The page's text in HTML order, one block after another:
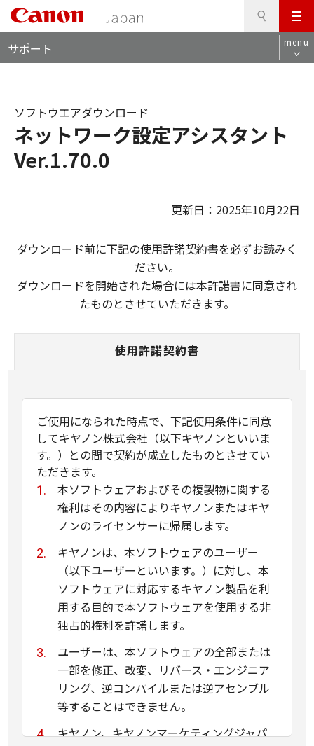
メ
ニ
ュ
サポート menu
ネットワーク設定アシスタント
Ver.1.70.0
ソフトウエアダウンロード
更新日：2025年10月22日
ダウンロード前に下記の使用許諾契約書を必ずお読みく
ださい。
ダウンロードを開始された場合には本許諾書に同意され
たものとさせていただきます。
使用許諾契約書
ご使用になられた時点で、下記使用条件に同意
してキヤノン株式会社（以下キヤノンといいま
す。）との間で契約が成立したものとさせてい
ただきます。
本ソフトウェアおよびその複製物に関する
権利はその内容によりキヤノンまたはキヤ
ノンのライセンサーに帰属します。
キヤノンは、本ソフトウェアのユーザー
（以下ユーザーといいます。）に対し、本
ソフトウェアに対応するキヤノン製品を利
用する目的で本ソフトウェアを使用する非
独占的権利を許諾します。
ユーザーは、本ソフトウェアの全部または
一部を修正、改変、リバース・エンジニア
リング、逆コンパイルまたは逆アセンブル
等することはできません。
キヤノン、キヤノンマーケティングジャパ